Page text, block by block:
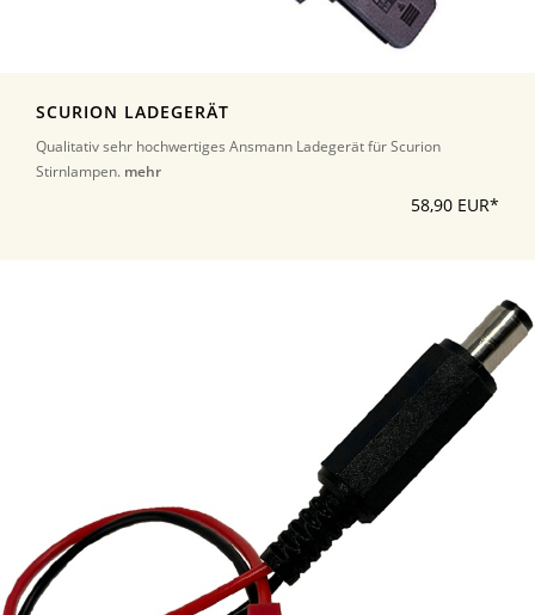
SCURION LADEGERÄT
Qualitativ sehr hochwertiges Ansmann Ladegerät für Scurion
Stirnlampen. mehr
58,90 EUR*